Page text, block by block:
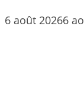
6 août 20266